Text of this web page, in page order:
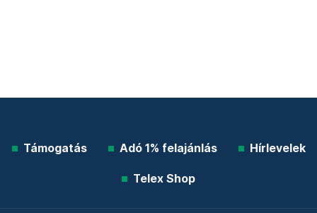
Támogatás Adó 1% felajánlás Hírlevelek
Telex Shop